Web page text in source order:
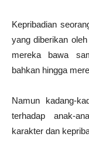
Kepribadian
yang diberikan
mereka bawa
bahkan hingga
Namun kadang-
terhadap anak-
karakter dan